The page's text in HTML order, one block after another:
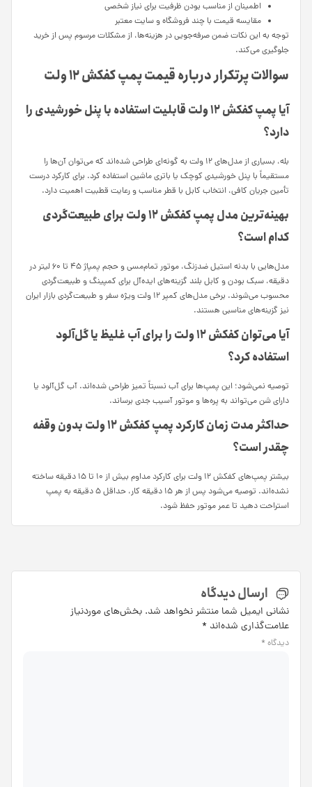
اطمینان از مناسب بودن ظرفیت برای نیاز شخصی
مقایسه قیمت با چند فروشگاه و سایت معتبر
توجه به این نکات ضمن صرفه‌جویی در هزینه‌ها، از مشکلات مرسوم پس از خرید
جلوگیری می‌کند.
سوالات پرتکرار درباره قیمت پمپ کفکش ۱۲ ولت
آیا پمپ کفکش ۱۲ ولت قابلیت استفاده با پنل خورشیدی را
دارد؟
بله، بسیاری از مدل‌های ۱۲ ولت به گونه‌ای طراحی شده‌اند که می‌توان آن‌ها را
مستقیماً با پنل خورشیدی کوچک یا باتری ماشین استفاده کرد. برای کارکرد درست
تأمین جریان کافی، انتخاب کابل با قطر مناسب و رعایت قطبیت اهمیت دارد.
بهینه‌ترین مدل پمپ کفکش ۱۲ ولت برای طبیعت‌گردی
کدام است؟
مدل‌هایی با بدنه استیل ضدزنگ، موتور تمام‌مسی و حجم پمپاژ ۴۵ تا ۶۰ لیتر در
دقیقه، سبک بودن و کابل بلند گزینه‌های ایده‌آل برای کمپینگ و طبیعت‌گردی
محسوب می‌شوند. برخی مدل‌های کمپر ۱۲ ولت ویژه سفر و طبیعت‌گردی بازار ایران
نیز گزینه‌های مناسبی هستند.
آیا می‌توان کفکش ۱۲ ولت را برای آب غلیظ یا گل‌آلود
استفاده کرد؟
توصیه نمی‌شود؛ این پمپ‌ها برای آب نسبتاً تمیز طراحی شده‌اند. آب گل‌آلود یا
دارای شن می‌تواند به پره‌ها و موتور آسیب جدی برساند.
حداکثر مدت زمان کارکرد پمپ کفکش ۱۲ ولت بدون وقفه
چقدر است؟
بیشتر پمپ‌های کفکش ۱۲ ولت برای کارکرد مداوم بیش از ۱۰ تا ۱۵ دقیقه ساخته
نشده‌اند. توصیه می‌شود پس از هر ۱۵ دقیقه کار، حداقل ۵ دقیقه به پمپ
استراحت دهید تا عمر موتور حفظ شود.
ارسال دیدگاه
نشانی ایمیل شما منتشر نخواهد شد. بخش‌های موردنیاز
علامت‌گذاری شده‌اند *
دیدگاه *